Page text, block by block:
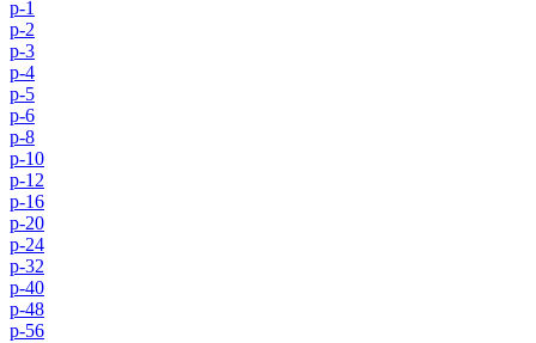
p-1
p-2
p-3
p-4
p-5
p-6
p-8
p-10
p-12
p-16
p-20
p-24
p-32
p-40
p-48
p-56